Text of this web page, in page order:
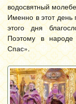
водосвятный
Именно в этот день
этого дня
Поэтому в народе
Спас».